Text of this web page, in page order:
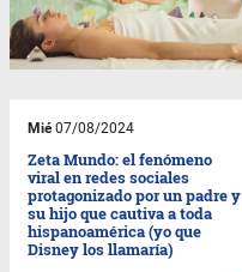
Mié07/08/2024
Zeta Mundo: el fenómeno
viral en redes sociales
protagonizado por un padre y
su hijo que cautiva a toda
hispanoamérica (yo que
Disney los llamaría)